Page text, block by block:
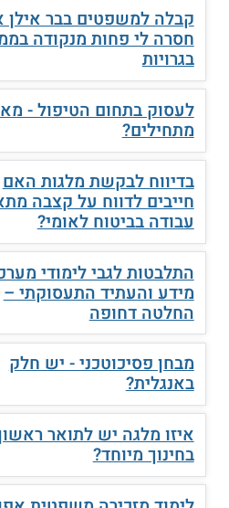
קבלה למשפטים בבר אילן
חסרה לי פחות מנקודה
בגרויות
לעסוק בתחום הטיפול -
מתחילים?
בדיווח לבקשת מלגות האם
חייבים לדווח על קצבה
עבודה בביטוח לאומי?
התלבטות לגבי לימודי
מידע והעתיד התעסוקתי –
החלטה דחופה
מבחן פסיכוטכני - יש חלק
באנגלית?
איזו מלגה יש לתואר
בחינוך מיוחד?